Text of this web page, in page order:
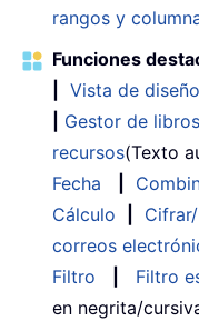
rangos y
Funciones
Vista de diseño
Gestor de
recursos(Texto
Fecha
Cálculo
correos
Filtro
Filtro
en negrita/